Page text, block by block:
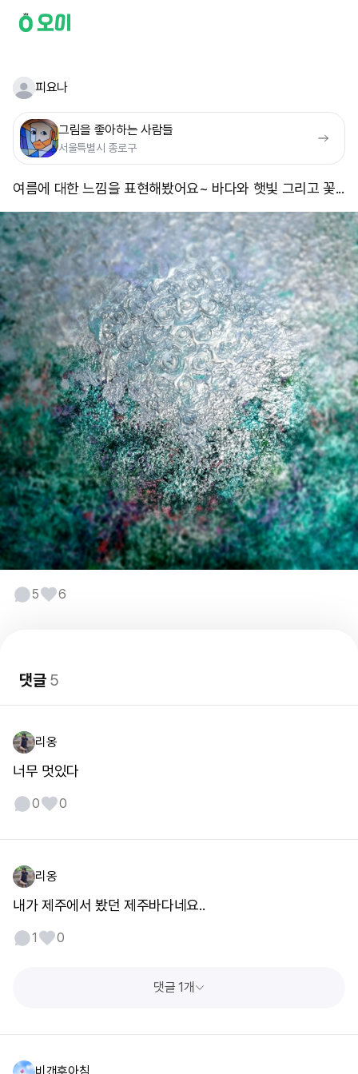
피요나
그림을 좋아하는 사람들
서울특별시 종로구
여름에 대한 느낌을 표현해봤어요~ 바다와 햇빛 그리고 꽃...
5 6
댓글5
리옹
너무 멋있다
0 0
리옹
내가 제주에서 봤던 제주바다네요..
1 0
댓글 1개